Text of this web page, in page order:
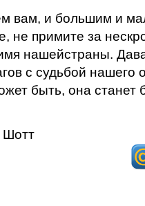
вам, и большим и
не примите за
нашейстраны.
с судьбой
быть, она станет
Шотт